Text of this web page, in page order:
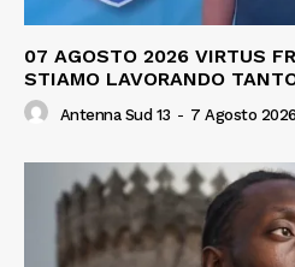
07 AGOSTO 2026 VIRTUS
STIAMO LAVORANDO
Antenna Sud 13 - 7 Agosto 2026